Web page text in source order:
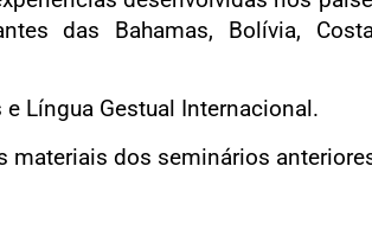
das Bahamas, Bolívia,
Língua Gestual Internacional.
materiais dos seminários